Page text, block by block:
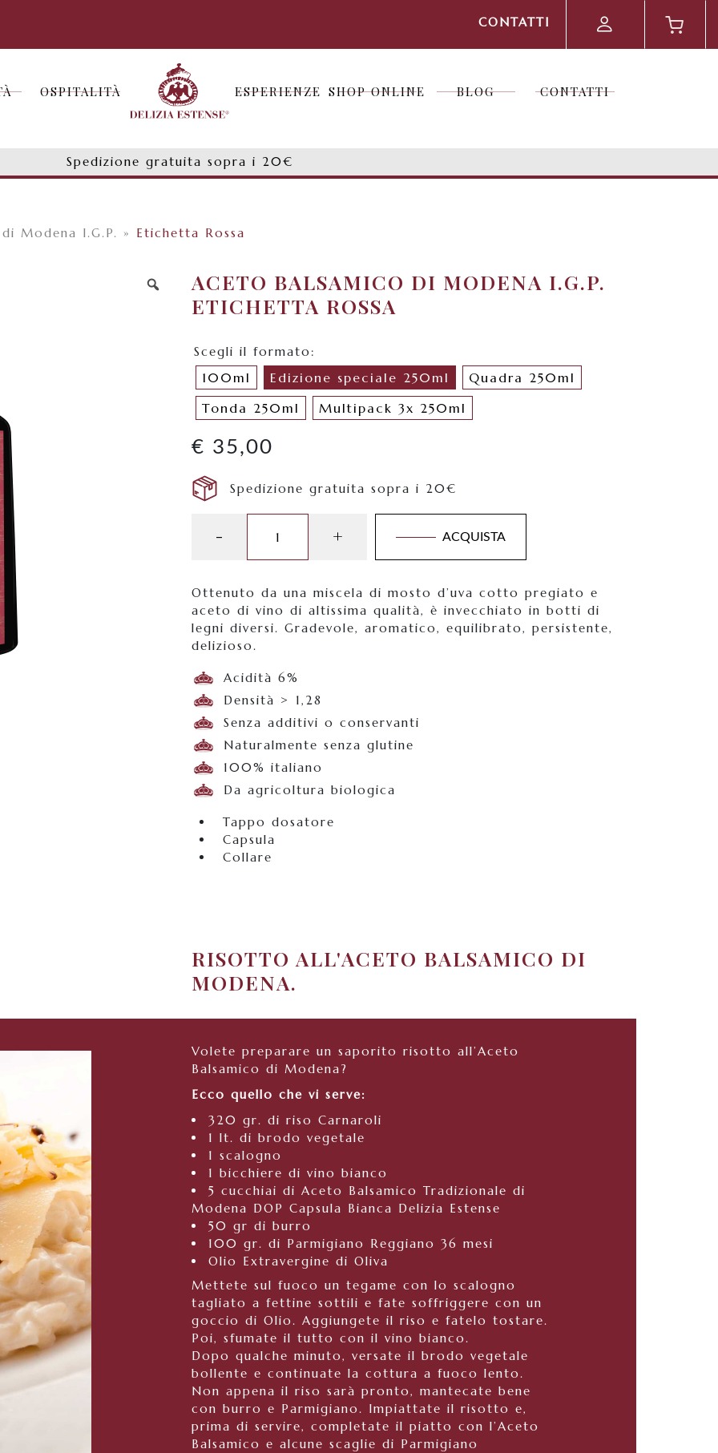
CONTATTI
OSPITALITÀ ESPERIENZE SHOP ONLINE BLOG CONTATTI
OSPITALITÀ ESPERIENZE SHOP ONLINE BLOG CONTATTI
Spedizione gratuita sopra i 20€
Modena I.G.P. » Etichetta Rossa
ACETO BALSAMICO DI MODENA I.G.P.
ETICHETTA ROSSA
Scegli il formato:
100ml Edizione speciale 250ml
Quadra 250ml
Tonda 250ml
Multipack 3x 250ml
€ 35,00
Spedizione gratuita sopra i 20€
-
Rossa
quantità
+ ACQUISTA
Ottenuto da una miscela di mosto d’uva cotto pregiato e
aceto di vino di altissima qualità, è invecchiato in botti di
legni diversi. Gradevole, aromatico, equilibrato, persistente,
delizioso.
Acidità 6%
Densità > 1,28
Senza additivi o conservanti
Naturalmente senza glutine
100% italiano
Da agricoltura biologica
Tappo dosatore
Capsula
Collare
RISOTTO ALL'ACETO BALSAMICO DI
MODENA.
Volete preparare un saporito risotto all’Aceto
Balsamico di Modena?
Ecco quello che vi serve:
320 gr. di riso Carnaroli
1 lt. di brodo vegetale
1 scalogno
1 bicchiere di vino bianco
5 cucchiai di Aceto Balsamico Tradizionale di
Modena DOP Capsula Bianca Delizia Estense
50 gr di burro
100 gr. di Parmigiano Reggiano 36 mesi
Olio Extravergine di Oliva
Mettete sul fuoco un tegame con lo scalogno
tagliato a fettine sottili e fate soffriggere con un
goccio di Olio. Aggiungete il riso e fatelo tostare.
Poi, sfumate il tutto con il vino bianco.
Dopo qualche minuto, versate il brodo vegetale
bollente e continuate la cottura a fuoco lento.
Non appena il riso sarà pronto, mantecate bene
con burro e Parmigiano. Impiattate il risotto e,
prima di servire, completate il piatto con l’Aceto
Balsamico e alcune scaglie di Parmigiano